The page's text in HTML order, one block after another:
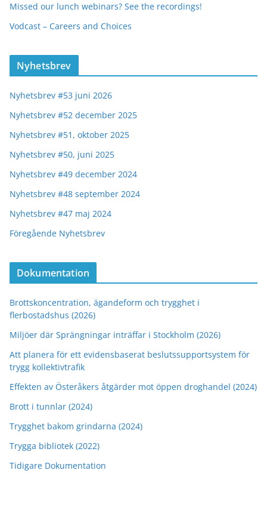
Missed our lunch webinars? See the recordings!
Vodcast – Careers and Choices
Nyhetsbrev
Nyhetsbrev #53 juni 2026
Nyhetsbrev #52 december 2025
Nyhetsbrev #51, oktober 2025
Nyhetsbrev #50, juni 2025
Nyhetsbrev #49 december 2024
Nyhetsbrev #48 september 2024
Nyhetsbrev #47 maj 2024
Föregående Nyhetsbrev
Dokumentation
Brottskoncentration, ägandeform och trygghet i
flerbostadshus (2026)
Miljöer där Sprängningar inträffar i Stockholm (2026)
Att planera för ett evidensbaserat beslutssupportsystem för
trygg kollektivtrafik
Effekten av Österåkers åtgärder mot öppen droghandel (2024)
Brott i tunnlar (2024)
Trygghet bakom grindarna (2024)
Trygga bibliotek (2022)
Tidigare Dokumentation